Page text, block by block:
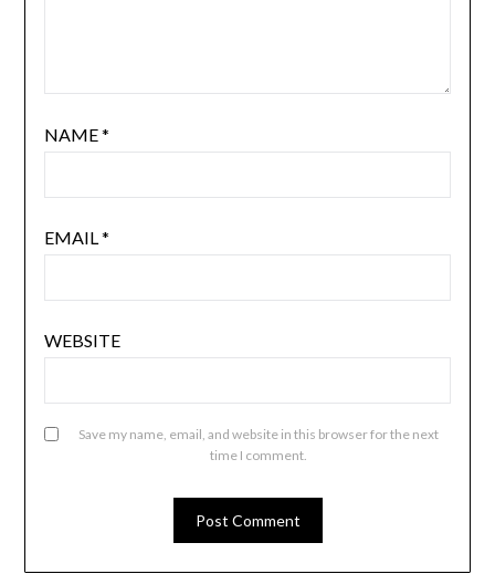
NAME*
EMAIL*
WEBSITE
Save my name, email, and website in this browser for the next
time I comment.